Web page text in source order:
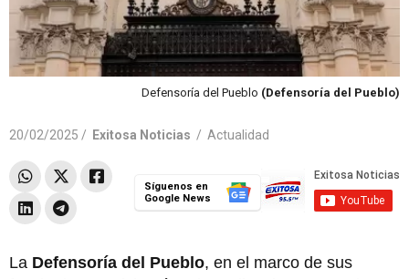
Defensoría del Pueblo (Defensoría del Pueblo)
20/02/2025 / Exitosa Noticias / Actualidad
Síguenos en
Google News
La Defensoría del Pueblo, en el marco de sus